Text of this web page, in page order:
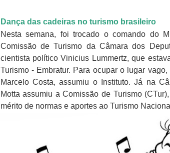
Dança das cadeiras no turismo brasileiro
Nesta semana, foi trocado o comando do
Comissão de Turismo da Câmara dos
cientista político Vinicius Lummertz, que
Turismo - Embratur. Para ocupar o lugar
Marcelo Costa, assumiu o Instituto. Já na
Motta assumiu a Comissão de Turismo
mérito de normas e aportes ao Turismo